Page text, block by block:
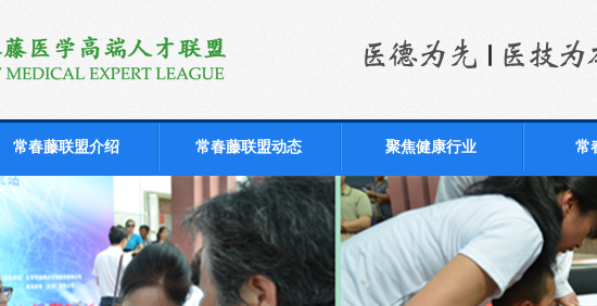
常春藤联盟介绍 常春藤联盟动态 聚焦健康行业 常